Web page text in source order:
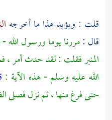
قلت : ويؤيد هذا ما أخرجه
قال :مررنا يوما ورسول
المنبر فقلت : لقد حدث أمر
الله عليه وسلم - هذه الآية :
حتى فرغ منها ، ثم نزل فصلى